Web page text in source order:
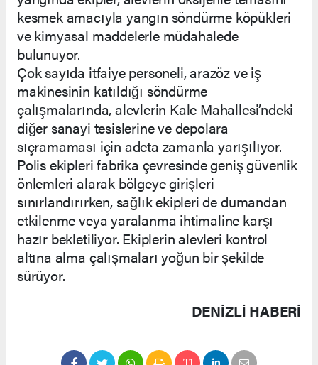
kesmek amacıyla yangın söndürme köpükleri
ve kimyasal maddelerle müdahalede
bulunuyor.
Çok sayıda itfaiye personeli, arazöz ve iş
makinesinin katıldığı söndürme
çalışmalarında, alevlerin Kale Mahallesi’ndeki
diğer sanayi tesislerine ve depolara
sıçramaması için adeta zamanla yarışılıyor.
Polis ekipleri fabrika çevresinde geniş güvenlik
önlemleri alarak bölgeye girişleri
sınırlandırırken, sağlık ekipleri de dumandan
etkilenme veya yaralanma ihtimaline karşı
hazır bekletiliyor. Ekiplerin alevleri kontrol
altına alma çalışmaları yoğun bir şekilde
sürüyor.
DENIZLI HABERİ